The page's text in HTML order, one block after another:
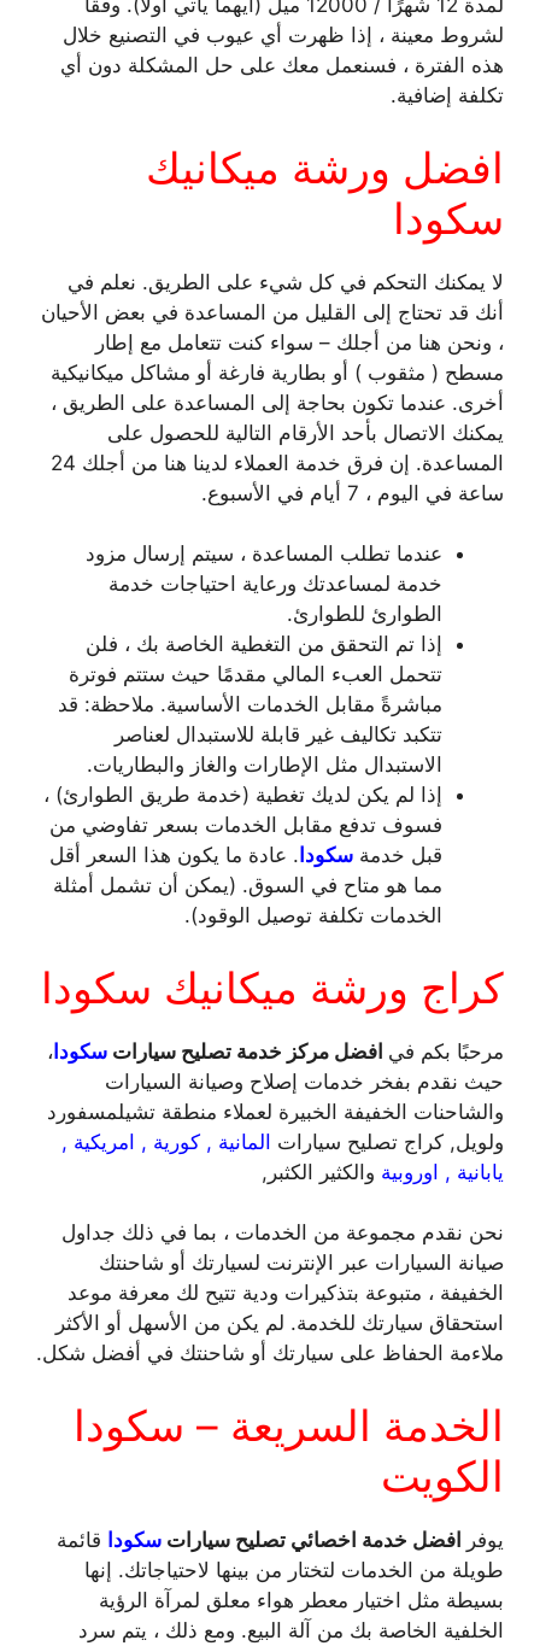
لمدة 12 شهرًا / 12000 ميل (أيهما يأتي أولاً). وفقًا
لشروط معينة ، إذا ظهرت أي عيوب في التصنيع خلال
هذه الفترة ، فسنعمل معك على حل المشكلة دون أي
تكلفة إضافية.
افضل ورشة ميكانيك
سكودا
لا يمكنك التحكم في كل شيء على الطريق. نعلم في
أنك قد تحتاج إلى القليل من المساعدة في بعض الأحيان
، ونحن هنا من أجلك – سواء كنت تتعامل مع إطار
مسطح ( مثقوب ) أو بطارية فارغة أو مشاكل ميكانيكية
أخرى. عندما تكون بحاجة إلى المساعدة على الطريق ،
يمكنك الاتصال بأحد الأرقام التالية للحصول على
المساعدة. إن فرق خدمة العملاء لدينا هنا من أجلك 24
ساعة في اليوم ، 7 أيام في الأسبوع.
عندما تطلب المساعدة ، سيتم إرسال مزود
خدمة لمساعدتك ورعاية احتياجات خدمة
الطوارئ للطوارئ.
إذا تم التحقق من التغطية الخاصة بك ، فلن
تتحمل العبء المالي مقدمًا حيث ستتم فوترة
مباشرةً مقابل الخدمات الأساسية. ملاحظة: قد
تتكبد تكاليف غير قابلة للاستبدال لعناصر
الاستبدال مثل الإطارات والغاز والبطاريات.
إذا لم يكن لديك تغطية (خدمة طريق الطوارئ) ،
فسوف تدفع مقابل الخدمات بسعر تفاوضي من
قبل خدمة سكودا . عادة ما يكون هذا السعر أقل
مما هو متاح في السوق. (يمكن أن تشمل أمثلة
الخدمات تكلفة توصيل الوقود).
كراج ورشة ميكانيك سكودا
مرحبًا بكم في افضل مركز خدمة تصليح سيارات سكودا،
حيث نقدم بفخر خدمات إصلاح وصيانة السيارات
والشاحنات الخفيفة الخبيرة لعملاء منطقة تشيلمسفورد
ولويل, كراج تصليح سيارات المانية , كورية , امريكية ,
يابانية , اوروبية والكثير الكثبر,
نحن نقدم مجموعة من الخدمات ، بما في ذلك جداول
صيانة السيارات عبر الإنترنت لسيارتك أو شاحنتك
الخفيفة ، متبوعة بتذكيرات ودية تتيح لك معرفة موعد
استحقاق سيارتك للخدمة. لم يكن من الأسهل أو الأكثر
ملاءمة الحفاظ على سيارتك أو شاحنتك في أفضل شكل.
الخدمة السريعة – سكودا
الكويت
يوفر افضل خدمة اخصائي تصليح سيارات سكودا قائمة
طويلة من الخدمات لتختار من بينها لاحتياجاتك. إنها
بسيطة مثل اختيار معطر هواء معلق لمرآة الرؤية
الخلفية الخاصة بك من آلة البيع. ومع ذلك ، يتم سرد